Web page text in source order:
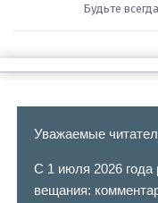
Будьте
Уважаемые
С 1 июля 2026 года
вещания: